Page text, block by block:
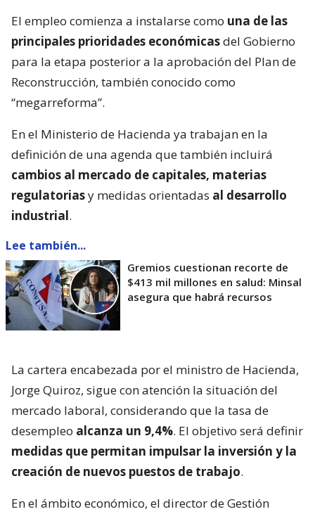
El empleo comienza a instalarse como una de las
principales prioridades económicasdel Gobierno
para la etapa posterior a la aprobación del Plan de
Reconstrucción, también conocido como
“megarreforma”.
En el Ministerio de Hacienda ya trabajan en la
definición de una agenda que también incluirá
cambios al mercado de capitales, materias
regulatoriasy medidas orientadas al desarrollo
industrial.
Lee también...
Gremios cuestionan recorte de
$413 mil millones en salud: Minsal
asegura que habrá recursos
La cartera encabezada por el ministro de Hacienda,
Jorge Quiroz, sigue con atención la situación del
mercado laboral, considerando que la tasa de
desempleo alcanza un 9,4%. El objetivo será definir
medidas que permitan impulsar la inversión y la
creación de nuevos puestos de trabajo.
En el ámbito económico, el director de Gestión